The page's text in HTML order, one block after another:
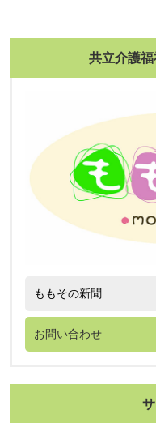
ー
共立介護
ももその新聞
お問い合わせ